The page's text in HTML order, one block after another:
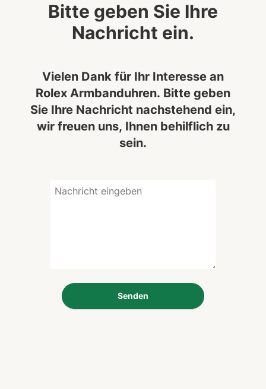
Bitte geben Sie Ihre
Nachricht ein.
Vielen Dank für Ihr Interesse an
Rolex Armbanduhren. Bitte geben
Sie Ihre Nachricht nachstehend ein,
wir freuen uns, Ihnen behilflich zu
sein.